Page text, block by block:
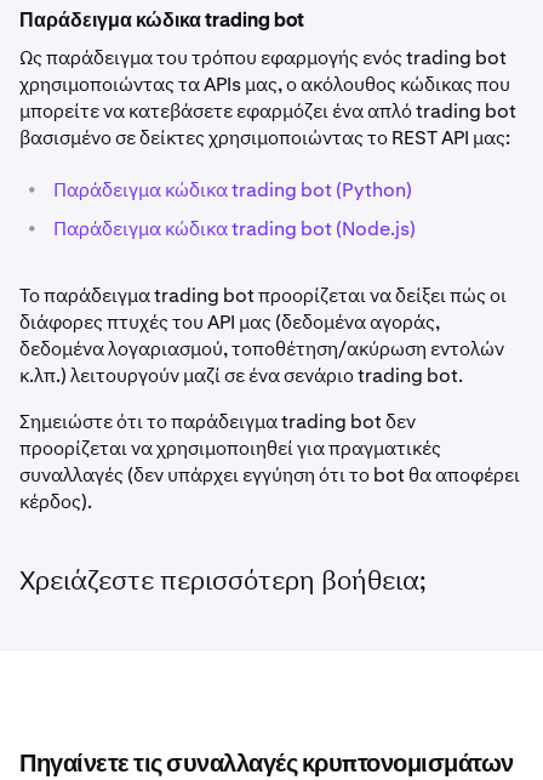
Παράδειγμα κώδικα trading bot
Ως παράδειγμα του τρόπου εφαρμογής ενός trading bot
χρησιμοποιώντας τα APIs μας, ο ακόλουθος κώδικας που
μπορείτε να κατεβάσετε εφαρμόζει ένα απλό trading bot
βασισμένο σε δείκτες χρησιμοποιώντας το REST API μας:
• Παράδειγμα κώδικα trading bot (Python)
• Παράδειγμα κώδικα trading bot (Node.js)
Το παράδειγμα trading bot προορίζεται να δείξει πώς οι
διάφορες πτυχές του API μας (δεδομένα αγοράς,
δεδομένα λογαριασμού, τοποθέτηση/ακύρωση εντολών
κ.λπ.) λειτουργούν μαζί σε ένα σενάριο trading bot.
Σημειώστε ότι το παράδειγμα trading bot δεν
προορίζεται να χρησιμοποιηθεί για πραγματικές
συναλλαγές (δεν υπάρχει εγγύηση ότι το bot θα αποφέρει
κέρδος).
Χρειάζεστε περισσότερη βοήθεια;
Πηγαίνετε τις συναλλαγές κρυπτονομισμάτων